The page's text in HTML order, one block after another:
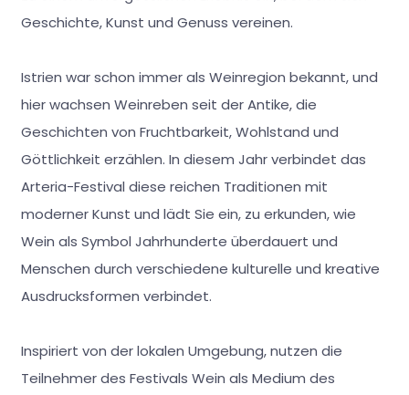
Geschichte, Kunst und Genuss vereinen.
Istrien war schon immer als Weinregion bekannt, und
hier wachsen Weinreben seit der Antike, die
Geschichten von Fruchtbarkeit, Wohlstand und
Göttlichkeit erzählen. In diesem Jahr verbindet das
Arteria-Festival diese reichen Traditionen mit
moderner Kunst und lädt Sie ein, zu erkunden, wie
Wein als Symbol Jahrhunderte überdauert und
Menschen durch verschiedene kulturelle und kreative
Ausdrucksformen verbindet.
Inspiriert von der lokalen Umgebung, nutzen die
Teilnehmer des Festivals Wein als Medium des